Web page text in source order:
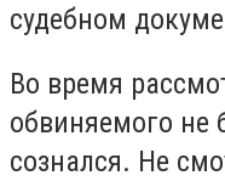
судебном
Во время
обвиняемого не
сознался. Не